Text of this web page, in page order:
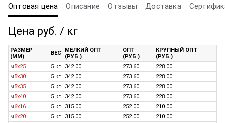
Оптовая цена Описание Отзывы Доставка
Цена руб. / кг
РАЗМЕР
(ММ)
ВЕС
МЕЛКИЙ ОПТ
(РУБ.)
ОПТ
(РУБ.)
КРУПНЫЙ ОПТ
(РУБ.)
м5х25
5 кг 342.00 273.60
228.00
м5х30
5 кг 342.00 273.60
228.00
м5х35
5 кг 342.00 273.60
228.00
м5х40
5 кг 342.00 273.60
228.00
м6х16
5 кг 315.00 252.00
210.00
м6х20
5 кг 315.00 252.00
210.00